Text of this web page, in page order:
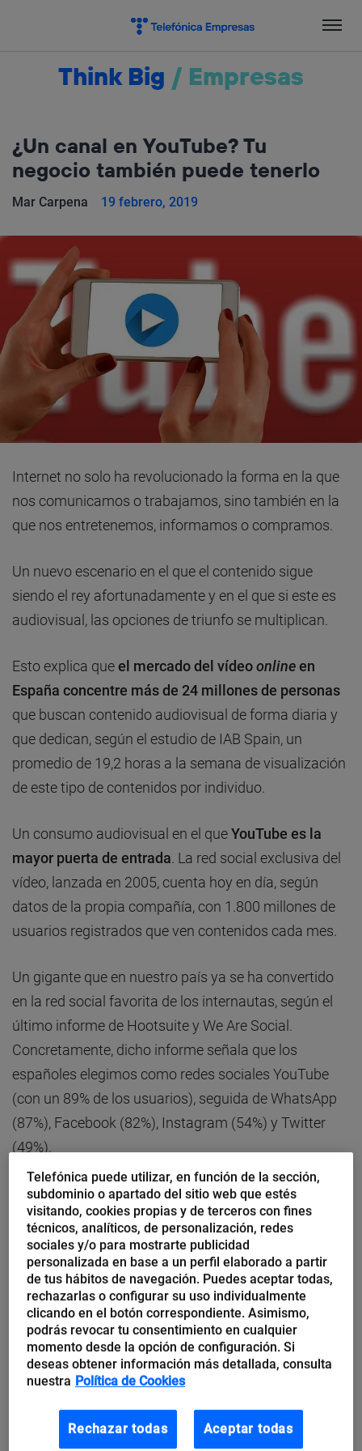
Think Big / Empresas
¿Un canal en YouTube? Tu
negocio también puede tenerlo
Mar Carpena 19 febrero, 2019
Internet no solo ha revolucionado la forma en la que
nos comunicamos o trabajamos, sino también en la
que nos entretenemos, informamos o compramos.
Un nuevo escenario en el que el contenido sigue
siendo el rey afortunadamente y en el que si este es
audiovisual, las opciones de triunfo se multiplican.
Esto explica queel mercado del vídeoonlineen
España concentre más de 24 millones de personas
que buscan contenido audiovisual de forma diaria y
que dedican, según el estudio de IAB Spain, un
promedio de 19,2 horas a la semana de visualización
de este tipo de contenidos por individuo.
Un consumo audiovisual en el queYouTube es la
mayor puerta de entrada . La red social exclusiva del
vídeo, lanzada en 2005, cuenta hoy en día, según
datos de la propia compañía, con 1.800 millones de
usuarios registrados que ven contenidos cada mes.
Un gigante que en nuestro país ya se ha convertido
en la red social favorita de los internautas, según el
último informe de Hootsuite y We Are Social.
Concretamente, dicho informe señala que los
españoles elegimos como redes sociales YouTube
(con un 89% de los usuarios), seguida de WhatsApp
(87%), Facebook (82%), Instagram (54%) y Twitter
(49%).
YouTube, la favorita de los internautas
Además, el último análisis ofrecido por Think With
Googlea partir de ComScore VideoMetrix, de marzo
de 2018, nos deja otras cifras muy significativas:
YouTube llega a28 millones de españoles
mensualmente, que visualizan 36 minutos de
contenido al día, de media.
Por edades, en la franja de 25 a 44 años, el
consumo es cercano a los 50 minutos diarios.
Telefónica puede utilizar, en función de la sección,
subdominio o apartado del sitio web que estés
visitando, cookies propias y de terceros con fines
técnicos, analíticos, de personalización, redes
sociales y/o para mostrarte publicidad
personalizada en base a un perfil elaborado a partir
de tus hábitos de navegación. Puedes aceptar todas,
rechazarlas o configurar su uso individualmente
clicando en el botón correspondiente. Asimismo,
podrás revocar tu consentimiento en cualquier
momento desde la opción de configuración. Si
deseas obtener información más detallada, consulta
nuestra Política de Cookies
Rechazar todas Aceptar todas